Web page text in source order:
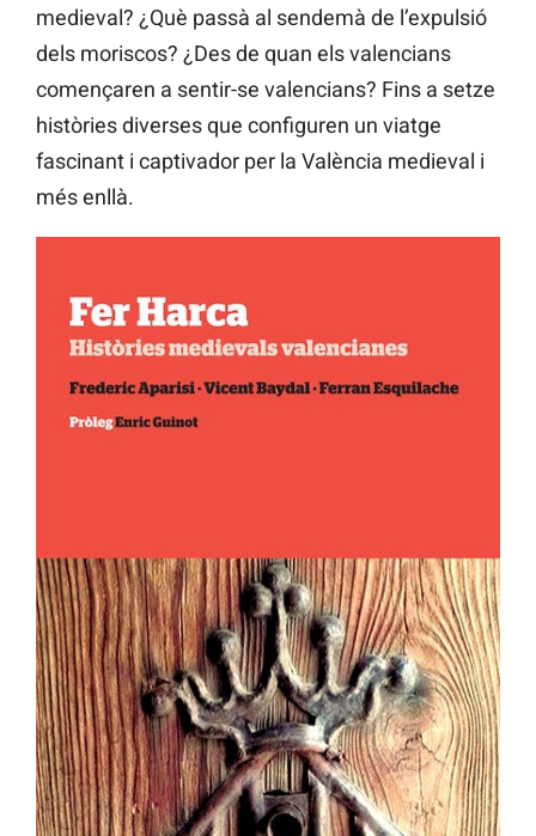
medieval? ¿Què passà al sendemà de l’expulsió
dels moriscos? ¿Des de quan els valencians
començaren a sentir-se valencians? Fins a setze
històries diverses que configuren un viatge
fascinant i captivador per la València medieval i
més enllà.